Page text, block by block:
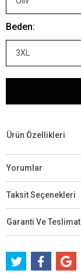
Beden:
Ürün Özellikleri
Yorumlar
Taksit Seçenekleri
Garanti Ve Teslimat